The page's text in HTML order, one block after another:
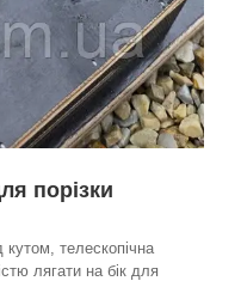
порізки
кутом, телескопічна
лягати на бік для